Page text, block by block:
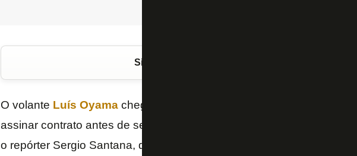
Siga o FogãoNET
O volante Luís Oyamachega ao Rio de Janeiro nesta terça-feira
assinar contrato antes de ser oficializado como mais um reforço do
o repórter Sergio Santana, do “Lance!”.